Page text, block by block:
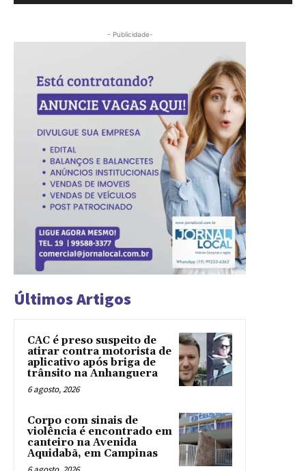
- Publicidade-
Últimos Artigos
CAC é preso suspeito de
atirar contra motorista de
aplicativo após briga de
trânsito na Anhanguera
6 agosto, 2026
Corpo com sinais de
violência é encontrado em
canteiro na Avenida
Aquidabã, em Campinas